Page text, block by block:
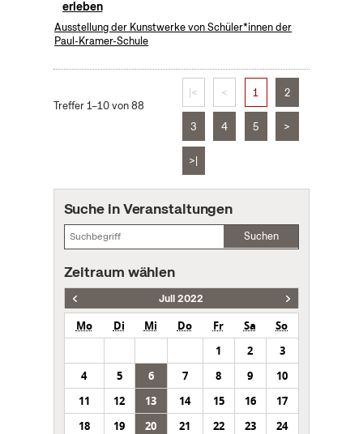
erleben
Ausstellung der Kunstwerke von Schüler*innen der
Paul-Kramer-Schule
Treffer 1–10 von 88
|< < 1 2
3 4 5 >
>|
Suche in Veranstaltungen
Suchen
Zeitraum wählen
Juli 2022
Mo Di Mi Do Fr Sa
So
1
2
3
4
5 6 7 8 9
10
11
12 13 14 15 16
17
18
19 20 21 22 23
24